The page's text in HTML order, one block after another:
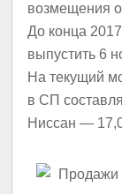
возмещения
До конца
выпустить 6
На текущий
в СП
Ниссан —